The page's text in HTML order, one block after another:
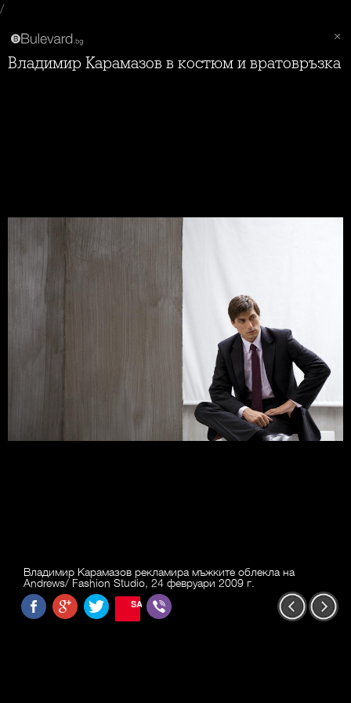
/
Владимир Карамазов в костюм и вратовръзка
Владимир Карамазов рекламира мъжките облекла на
Andrews/ Fashion Studio, 24 февруари 2009 г.
SAVE